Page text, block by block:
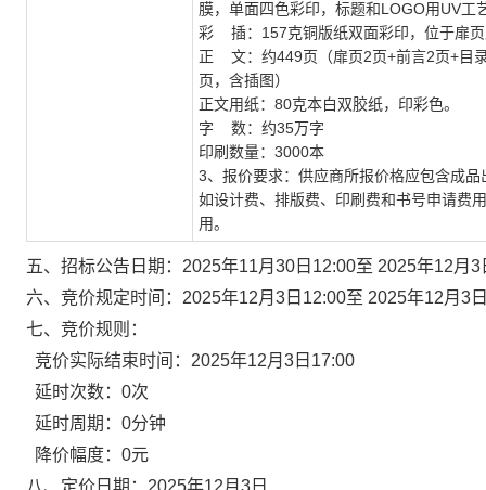
膜，单面四色彩印，标题和LOGO用UV工
彩
插： 157克铜版纸双面彩印，位于扉
正
文：约449页（扉页2页+前言2页+目
页，含插图）
正文用纸： 80克本白双胶纸，印彩色。
字
数：约35万字
印刷数量： 3000本
3、报价要求：供应商所报价格应包含成品
如设计费、排版费、印刷费和书号申请费
用。
五、 招标公告日期 ： 2025年11月30日12:00至 2025年12月3
六、 竞价规定时间 ： 2025年12月3日12:00至 2025年12月3
七、竞价规则：
竞价实际结束时间： 2025年12月 3 日 17:00
延时次数：0次
延时周期： 0分钟
降价幅度：0元
八、 定价日期： 2025年12月 3 日